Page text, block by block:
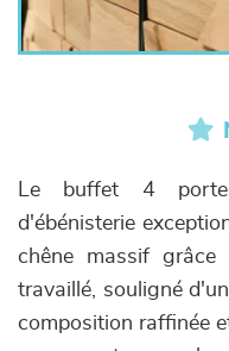
Le buffet 4
d'ébénisterie
chêne massif
travaillé, souligné
composition raffinée